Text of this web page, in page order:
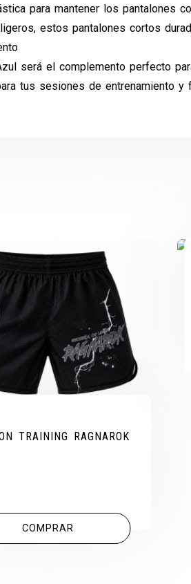
para mantener los pantalones
estos pantalones cortos
será el complemento perfecto
tus sesiones de entrenamiento y
TRAINING RAGNAROK
COMPRAR